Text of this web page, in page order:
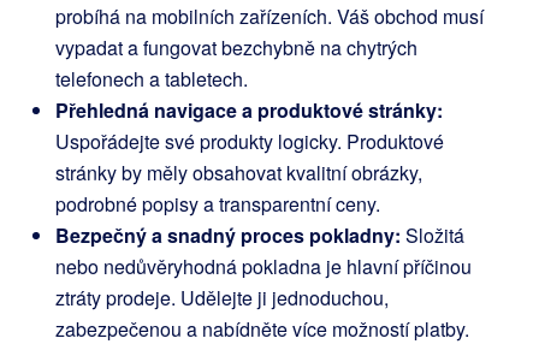
probíhá na mobilních zařízeních. Váš obchod musí
vypadat a fungovat bezchybně na chytrých
telefonech a tabletech.
Přehledná navigace a produktové stránky:
Uspořádejte své produkty logicky. Produktové
stránky by měly obsahovat kvalitní obrázky,
podrobné popisy a transparentní ceny.
Bezpečný a snadný proces pokladny: Složitá
nebo nedůvěryhodná pokladna je hlavní příčinou
ztráty prodeje. Udělejte ji jednoduchou,
zabezpečenou a nabídněte více možností platby.